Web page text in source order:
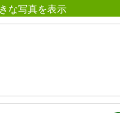
な写真を表示